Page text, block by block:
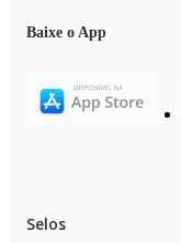
Baixe o App
Selos